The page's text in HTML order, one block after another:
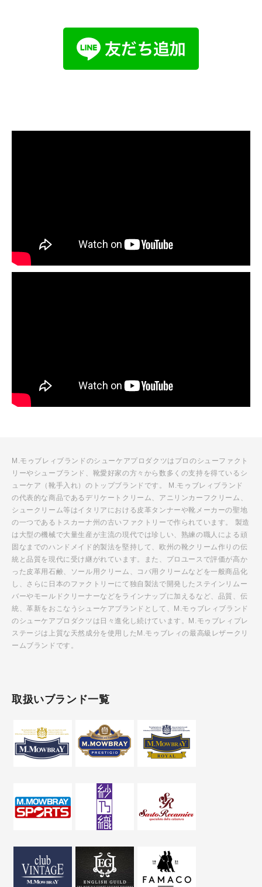
M.モゥブレィブランドのシューケアプロダクツはプロのシューファクト
リーやシューブランド、靴愛好家の方々から数多くの支持を得ているシ
ューケア（靴手入れ）のトップブランドです。 M.モゥブレィブランド
の代表的な商品であるデリケートクリーム、アニリンカーフクリーム、
シュークリーム等はイタリアにおける皮革タンナーや靴メーカーの聖地
の一つであるトスカーナ州の古いファクトリーで作られています。 製造
は大型の機械で大量生産が主流の現代では珍しい、熟練の職人による頑
固なまでのハンドメイド的製法を堅持して、欧州の靴クリーム作りの伝
統と品質を現代に受け継がれています。また、プロユースで評価が高か
った皮革用石鹸、ソール用クリーム、コバ用クリームなどを一般商品化
し、さらに日本のファクトリーにて独自製法で開発したステインリムー
バーやモールドクリーナーなどをラインナップに加えるなど、品質、伝
統、革新をおこなうシューケアブランドとして、M.モゥブレィブランド
のシューケアプロダクツは日々進化し続けています。M.モゥブレィプレ
ステージは上質な天然成分を使用したM.モゥブレィの最高級レザークリ
ームブランドです。
取扱いブランド一覧